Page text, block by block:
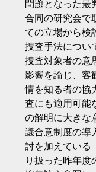
問題となった最
合同の研究会で
ての立場から検
捜査手法につい
捜査対象者の意
影響を論じ、客
情を知る者の協
査にも適用可能
の解明に大きな
議合意制度の導
討を加えている
り扱った昨年度